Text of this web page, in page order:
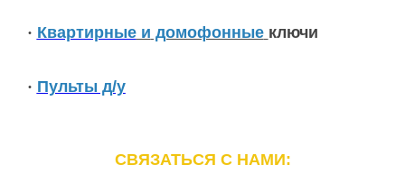
· Квартирныеи домофонные ключи
· Пульты д/у
СВЯЗАТЬСЯ С НАМИ: